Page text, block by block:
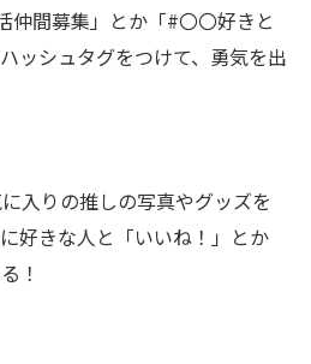
間募集」とか「#〇〇好きと
ッシュタグをつけて、勇気を出
入りの推しの写真やグッズを
好きな人と「いいね！」とか
！